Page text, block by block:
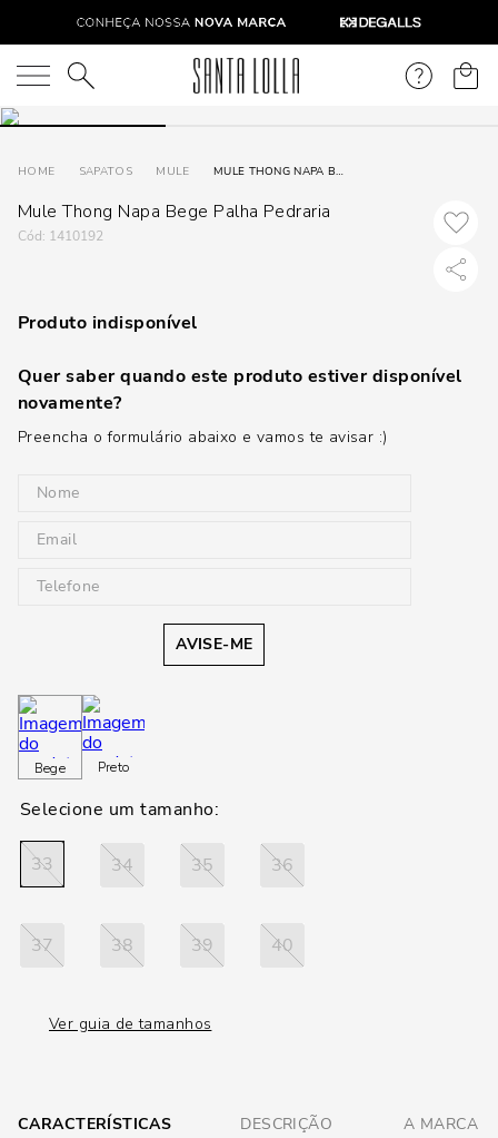
O que você está procurando?
SAPATOS MULE MULE THONG NAPA BEGE PALHA PEDRARIA
Mule Thong Napa Bege Palha Pedraria
: 1410192
Produto indisponível
Quer saber quando este produto estiver disponível
novamente?
Preencha o formulário abaixo e vamos te avisar :)
AVISE-ME
Bege Preto
33 34 35 36
37 38 39 40
Ver guia de tamanhos
CARACTERÍSTICAS DESCRIÇÃO A MARCA